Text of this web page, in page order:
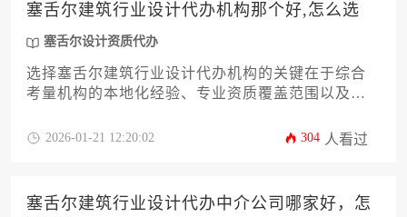
塞舌尔建筑行业设计代办机构那个好,怎么选
塞舌尔设计资质代办
选择塞舌尔建筑行业设计代办机构的关键在于综合
考量机构的本地化经验、专业资质覆盖范围以及项
筑规范、具备跨文化沟通能力且能提供全流程跟踪
2026-01-21 12:20:02 304 人看过
塞舌尔建筑行业设计代办中介公司哪家好，怎